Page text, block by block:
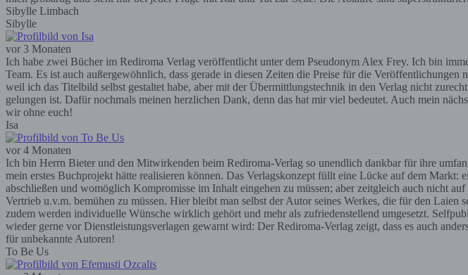
Sibylle Limbach
Sibylle
vor 3 Monaten
Ich habe zwei Bücher im Rediroma Verlag veröffentlicht unter dem Pseudonym Alex Frey. Ich bin
Team. Es ist auch außergewöhnlich, dass gerade in diesen Zeiten die Preise für die
weil ich das Titelbild selbst gestaltet habe, aber mit der Übermittlungstechnik in den Verlag nicht
gelungen ist. Dafür nochmals meinen herzlichen Dank, denn das hat mir viel bedeutet. Auch mein
wir ohne euch!
Isa
vor 4 Monaten
Ich bin Herrn Bieter und den Mitwirkenden beim Rediroma-Verlag so unendlich dankbar für ihre
mein erstes Buchprojekt hätte realisieren können. Das Verlagskonzept füllt eine Lücke auf dem
abschließen und womöglich Kompromisse im Inhalt eingehen zu müssen; aber zeitgleich auch nicht
Vertrieb u.v.m. bemühen zu müssen. Hier bleibt man selbst der Autor seines Werkes, die für den
zudem werden individuelle Wünsche wirklich gehört und mehr als zufriedenstellend umgesetzt.
wieder gerne vor Dienstleistungsverlagen gewarnt wird: Der Rediroma-Verlag zeigt, dass es auch
für unbekannte Autoren!
To Be Us